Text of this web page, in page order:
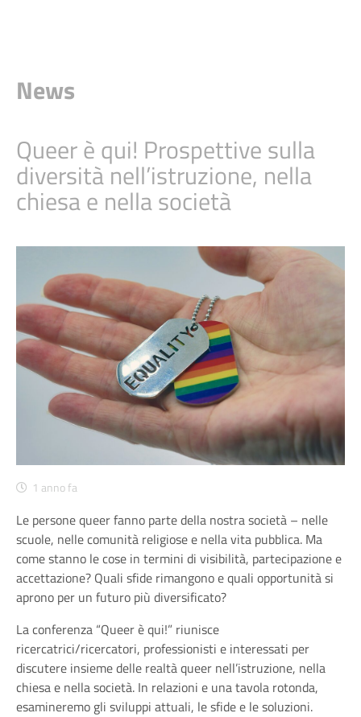
News
Queer è qui! Prospettive sulla
diversità nell’istruzione, nella
chiesa e nella società
1 anno fa
Le persone queer fanno parte della nostra società – nelle
scuole, nelle comunità religiose e nella vita pubblica. Ma
come stanno le cose in termini di visibilità, partecipazione e
accettazione? Quali sfide rimangono e quali opportunità si
aprono per un futuro più diversificato?
La conferenza “Queer è qui!” riunisce
ricercatrici/ricercatori, professionisti e interessati per
discutere insieme delle realtà queer nell’istruzione, nella
chiesa e nella società. In relazioni e una tavola rotonda,
esamineremo gli sviluppi attuali, le sfide e le soluzioni.